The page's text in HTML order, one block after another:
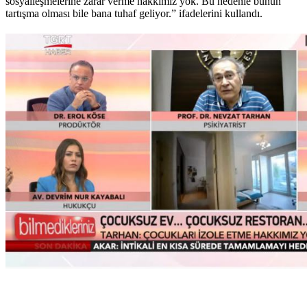
tartışma olması bile bana tuhaf geliyor.” ifadelerini kullandı.